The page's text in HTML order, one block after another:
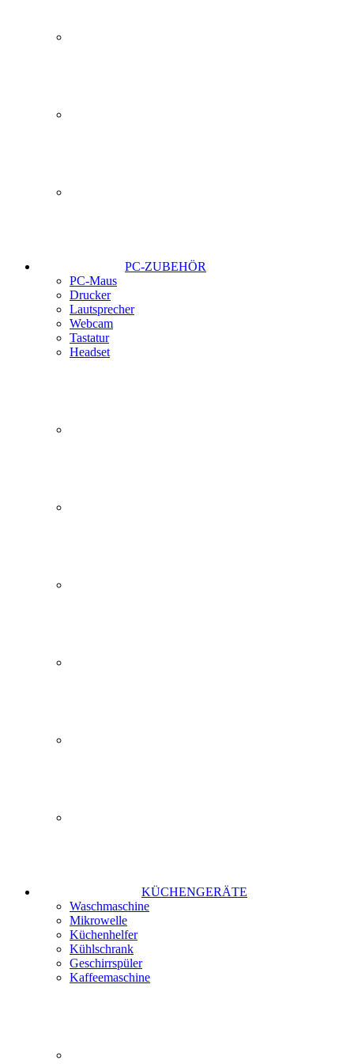
PC-ZUBEHÖR
PC-Maus
Drucker
Lautsprecher
Webcam
Tastatur
Headset
KÜCHENGERÄTE
Waschmaschine
Mikrowelle
Küchenhelfer
Kühlschrank
Geschirrspüler
Kaffeemaschine